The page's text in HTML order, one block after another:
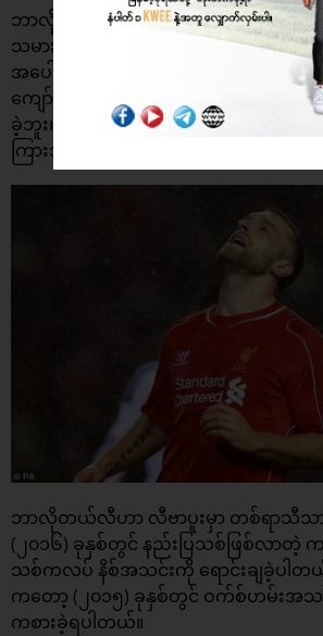
ဘာလိုတယ်လီဆိုတာ ကလေးတစ်ယောက်လို
သမား။ လေ့ကျင့်ရေးကွင်းထဲက သူ့ရဲ့အ
အပေါ် လေးစားမူကင်းမဲ့တယ်။ ရော့ဂျာအန
ကျော်ပြီး သူ့ကိုဘာလို့ပိုပြီးကစားခွင့်ပေ
ခဲ့ဘူး။” ဟု လမ်းဘက်က Bristol Live နဲ့အင်
ကြားသွားခဲ့ပါတယ်။
ဘာလိုတယ်လီဟာ လီဗာပူးမှာ တစ်ရာသီသာ
(၂၀၁၆) ခုနှစ်တွင် နည်းပြသစ်ဖြစ်လာတဲ့
သစ်ကလပ် နိစ်အသင်းကို ရောင်းချခဲ့ပါ
ကတော့ (၂၀၁၅) ခုနှစ်တွင် ဝက်စ်ဟမ်းအသင်
ကစားခဲ့ရပါတယ်။